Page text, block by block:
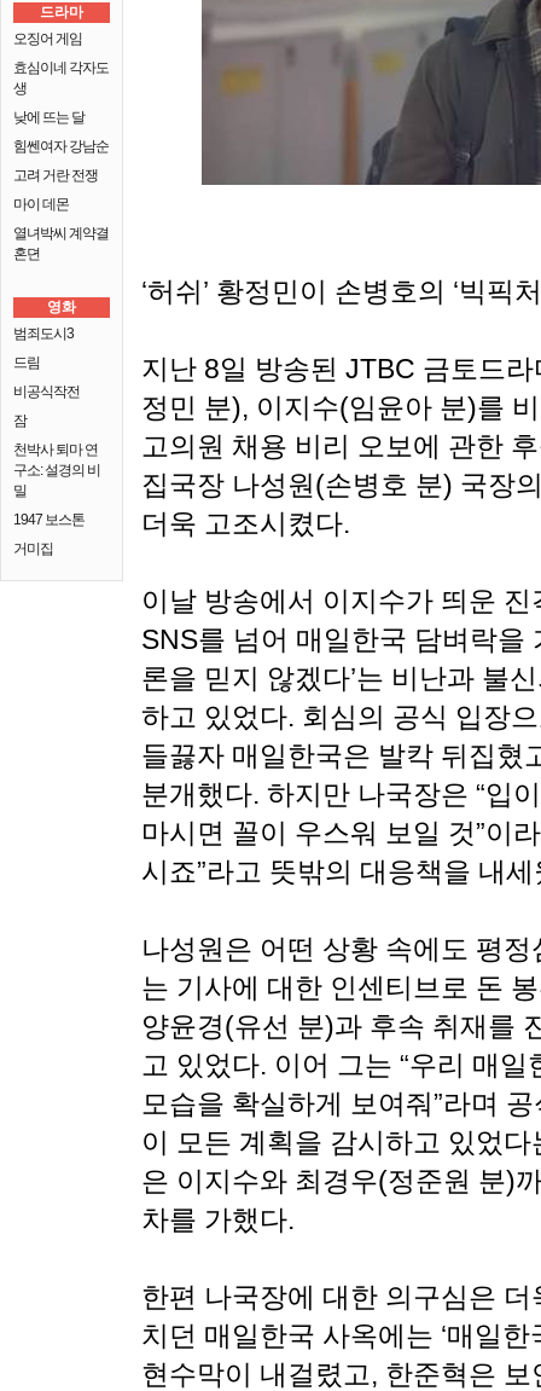
드라마
오징어 게임
효심이네 각자도
생
낮에 뜨는 달
힘쎈여자 강남순
고려 거란 전쟁
마이 데몬
열녀박씨 계약결
혼뎐
영화
범죄도시3
드림
비공식작전
잠
천박사 퇴마 연
구소: 설경의 비
밀
1947 보스톤
거미집
‘허쉬’ 황정민이 손병호의 ‘빅픽
지난 8일 방송된 JTBC 금토드라
정민 분), 이지수(임윤아 분)를
고의원 채용 비리 오보에 관한
집국장 나성원(손병호 분) 국장
더욱 고조시켰다.
이날 방송에서 이지수가 띄운
SNS를 넘어 매일한국 담벼락을
론을 믿지 않겠다’는 비난과 불
하고 있었다. 회심의 공식 입장
들끓자 매일한국은 발칵 뒤집혔
분개했다. 하지만 나국장은 “입
마시면 꼴이 우스워 보일 것”이
시죠”라고 뜻밖의 대응책을 내
나성원은 어떤 상황 속에도 평
는 기사에 대한 인센티브로 돈
양윤경(유선 분)과 후속 취재를
고 있었다. 이어 그는 “우리 매
모습을 확실하게 보여줘”라며
이 모든 계획을 감시하고 있었
은 이지수와 최경우(정준원 분)
차를 가했다.
한편 나국장에 대한 의구심은
치던 매일한국 사옥에는 ‘매일
현수막이 내걸렸고, 한준혁은